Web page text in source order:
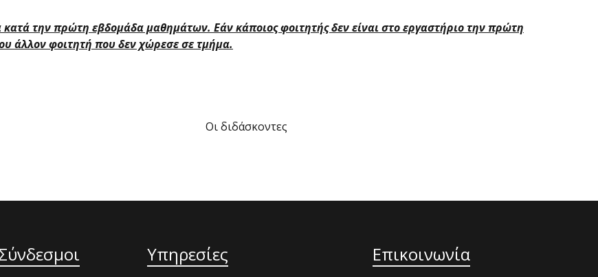
την πρώτη εβδομάδα μαθημάτων. Εάν κάποιος φοιτητής δεν είναι στο εργαστήριο την πρώτη
άλλον φοιτητή που δεν χώρεσε σε τμήμα.
διδάσκοντες
Υπηρεσίες Επικοινωνία